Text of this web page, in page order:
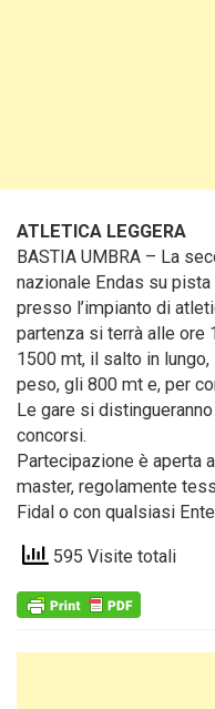
ATLETICA LEGGERA
BASTIA UMBRA – La
nazionale Endas su
presso l’impianto di
partenza si terrà alle ore
1500 mt, il salto in
peso, gli 800 mt e, per
Le gare si
concorsi.
Partecipazione è aperta
master, regolamente
Fidal o con qualsiasi
595 Visite totali